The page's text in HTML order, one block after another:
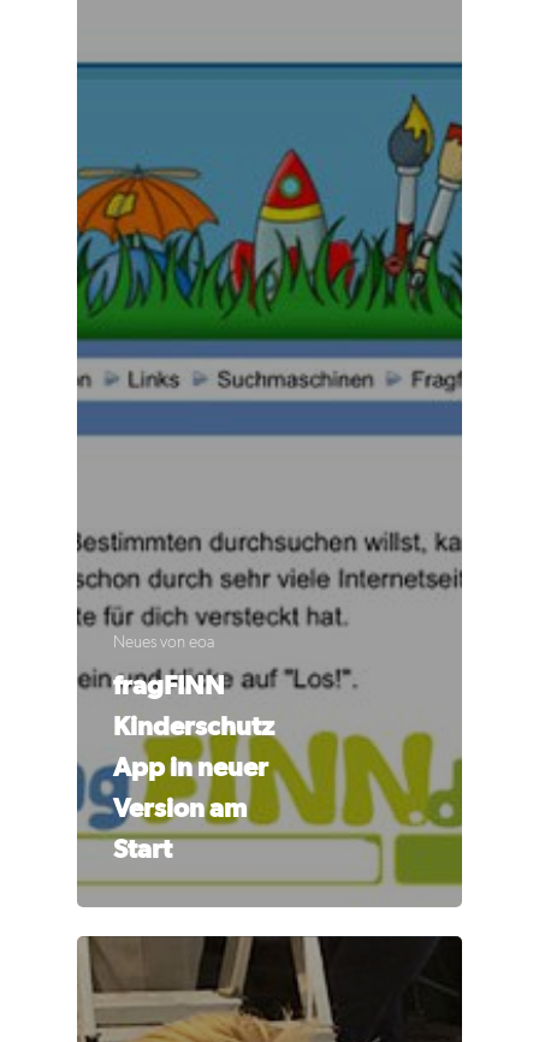
Neues von eoa
fragFINN
Kinderschutz
App in neuer
Version am
Start
Aktuelles
Jobs
Newsletter